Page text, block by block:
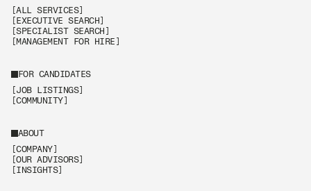
[ALL SERVICES]
[EXECUTIVE SEARCH]
[SPECIALIST SEARCH]
[MANAGEMENT FOR HIRE]
FOR CANDIDATES
[JOB LISTINGS]
[COMMUNITY]
ABOUT
[COMPANY]
[OUR ADVISORS]
[INSIGHTS]